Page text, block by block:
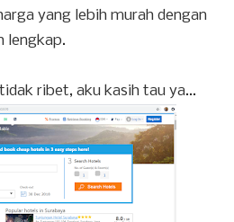
yang lebih murah dengan
lengkap.
ribet, aku kasih tau ya...